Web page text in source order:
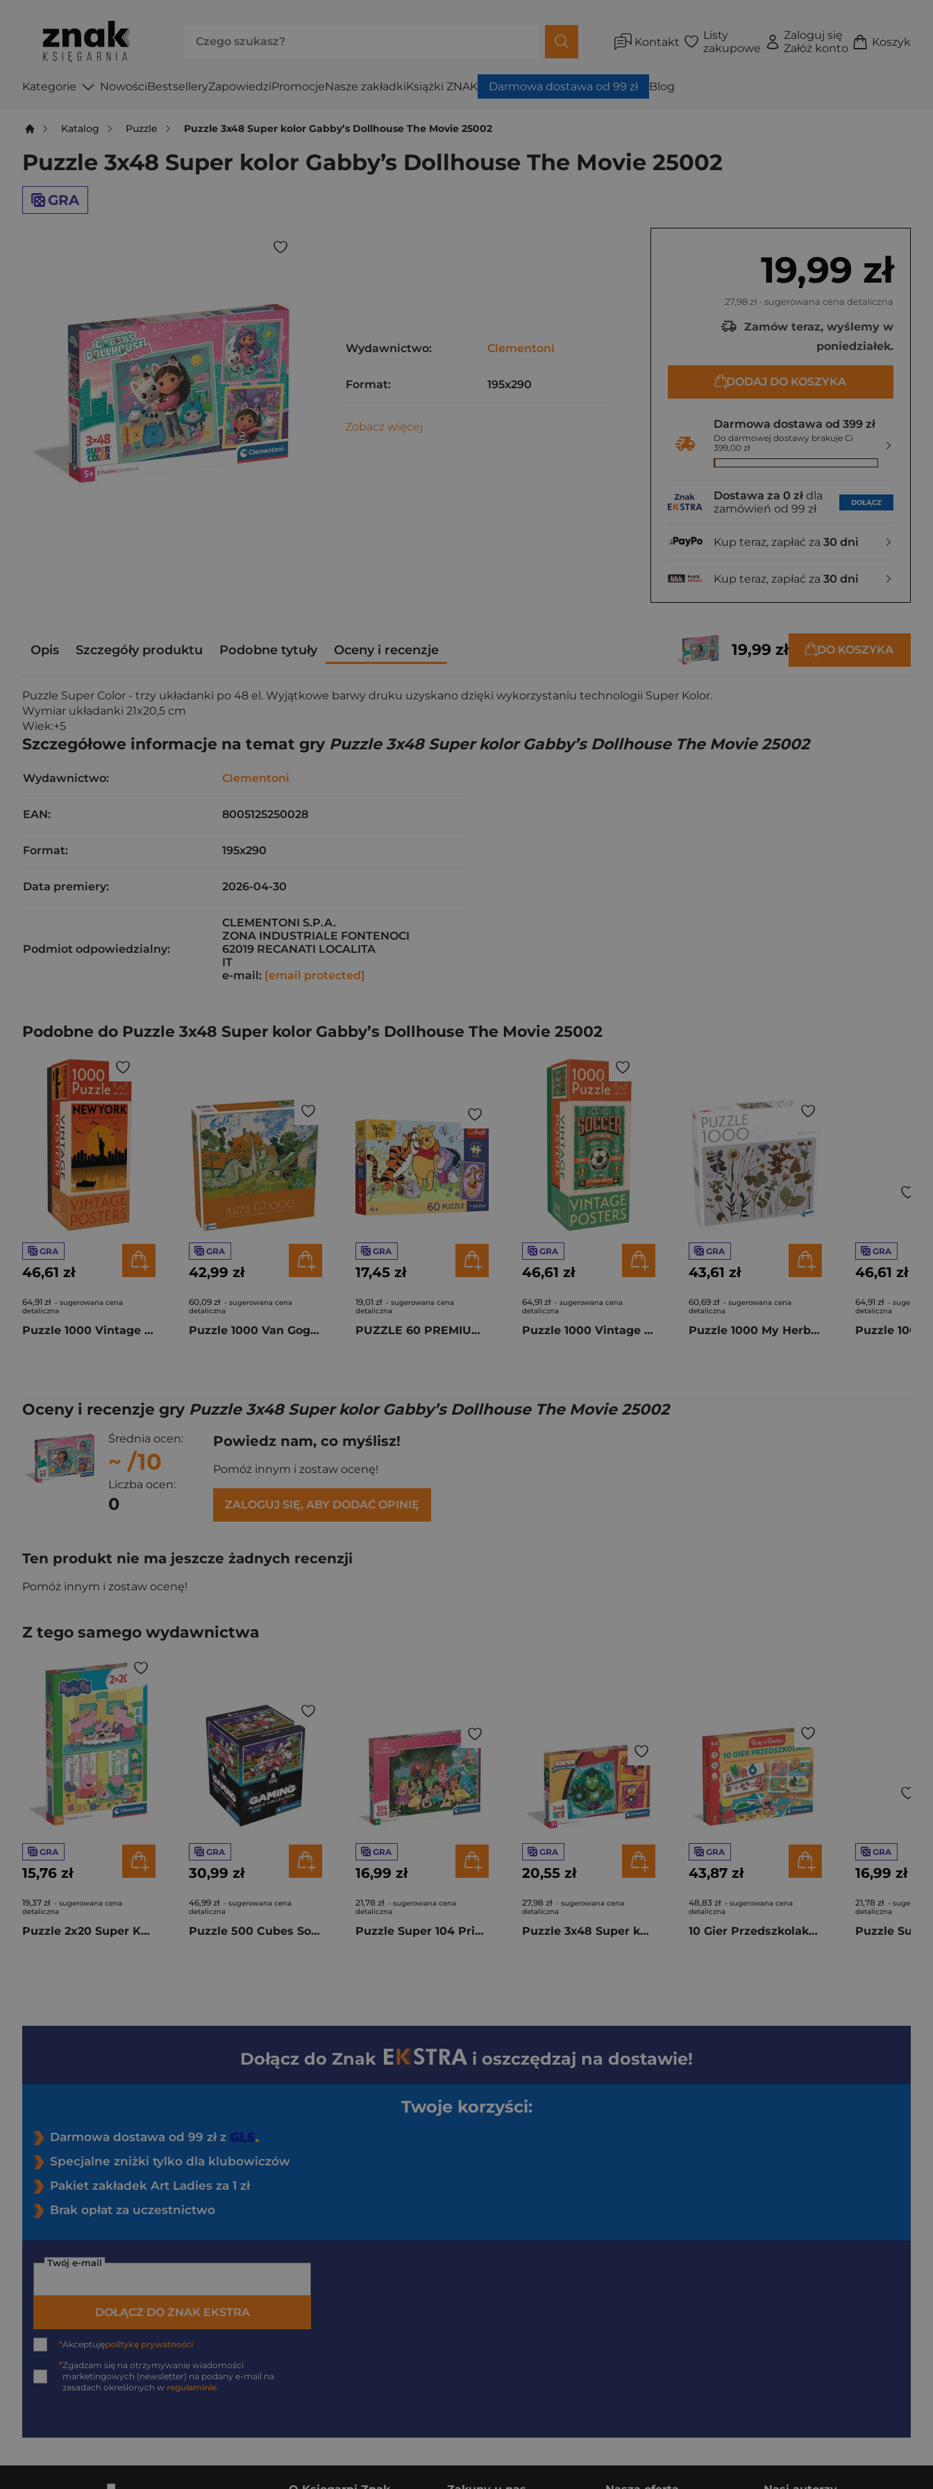
Kontakt
Listy
zakupowe
Zaloguj się
Załóż konto
Koszyk
Kategorie NowościBestselleryZapowiedziPromocjeNasze zakładkiKsiążki ZNAK Darmowa dostawa od 99 zł Blog
Katalog Puzzle Puzzle 3x48 Super kolor Gabby’s Dollhouse The Movie 25002
Puzzle 3x48 Super kolor Gabby’s Dollhouse The Movie 25002
GRA
19,99 zł
27,98 zł - sugerowana cena detaliczna
Zamów teraz, wyślemy w
poniedziałek.
DODAJ DO KOSZYKA
Darmowa dostawa od 399 zł
Do darmowej dostawy brakuje Ci
399,00 zł
Dostawa za 0 zł dla
zamówień od 99 zł
DOŁĄCZ
Kup teraz, zapłać za 30 dni
Kup teraz, zapłać za 30 dni
Wydawnictwo: Clementoni
Format: 195x290
Zobacz więcej
Opis Szczegóły produktu Podobne tytuły Oceny i recenzje 19,99 zł DO KOSZYKA
Puzzle Super Color - trzy układanki po 48 el. Wyjątkowe barwy druku uzyskano dzięki wykorzystaniu technologii Super Kolor.
Wymiar układanki 21x20,5 cm
Wiek:+5
Szczegółowe informacje na temat gry Puzzle 3x48 Super kolor Gabby’s Dollhouse The Movie 25002
Wydawnictwo: Clementoni
EAN: 8005125250028
Format: 195x290
Data premiery: 2026-04-30
Podmiot odpowiedzialny:
CLEMENTONI S.P.A.
ZONA INDUSTRIALE FONTENOCI
62019 RECANATI LOCALITA
IT
e-mail: [email protected]
Podobne do Puzzle 3x48 Super kolor Gabby’s Dollhouse The Movie 25002
GRA
46,61 zł
64,91 zł - sugerowana cena
detaliczna
Puzzle 1000 Vintage Posters New York 58660
GRA
42,99 zł
60,09 zł - sugerowana cena
detaliczna
Puzzle 1000 Van Gogh Street in Auvers-sur-Oise 58692
GRA
17,45 zł
19,01 zł - sugerowana cena
detaliczna
PUZZLE 60 PREMIUM PLUS KIDS Uśmiech i miód Kubuś Puchatek 17437
GRA
46,61 zł
64,91 zł - sugerowana cena
detaliczna
Puzzle 1000 Vintage Posters Soccer Championship 59210
GRA
43,61 zł
60,69 zł - sugerowana cena
detaliczna
Puzzle 1000 My Herbarium 61057
GRA
46,61 zł
64,91 zł -
detaliczna
Oceny i recenzje gry Puzzle 3x48 Super kolor Gabby’s Dollhouse The Movie 25002
Średnia ocen:
~ /10
Liczba ocen:
0
Powiedz nam, co myślisz!
Pomóż innym i zostaw ocenę!
ZALOGUJ SIĘ, ABY DODAĆ OPINIĘ
Ten produkt nie ma jeszcze żadnych recenzji
Pomóż innym i zostaw ocenę!
Z tego samego wydawnictwa
GRA
15,76 zł
19,37 zł - sugerowana cena
detaliczna
Puzzle 2x20 Super Kolor Peppa Pig 24831
GRA
30,99 zł
46,99 zł - sugerowana cena
detaliczna
Puzzle 500 Cubes Sonic classic 35807
GRA
16,99 zł
21,78 zł - sugerowana cena
detaliczna
Puzzle Super 104 Princess 25019
GRA
20,55 zł
27,98 zł - sugerowana cena
detaliczna
Puzzle 3x48 Super kolor Iron Man and His Awesome Friends 25004
GRA
43,87 zł
48,83 zł - sugerowana cena
detaliczna
10 Gier Przedszkolaka 50421
GRA
16,99 zł
21,78 zł -
detaliczna
Dołącz do Znak i oszczędzaj na dostawie!
Twoje korzyści:
Darmowa dostawa od 99 zł z
Specjalne zniżki tylko dla klubowiczów
Pakiet zakładek Art Ladies za 1 zł
Brak opłat za uczestnictwo
Twój e-mail
DOŁĄCZ DO ZNAK EKSTRA
*Akceptujępolitykę prywatności
*Zgadzam się na otrzymywanie wiadomości
marketingowych (newsletter) na podany e-mail na
zasadach określonych w regulaminie.